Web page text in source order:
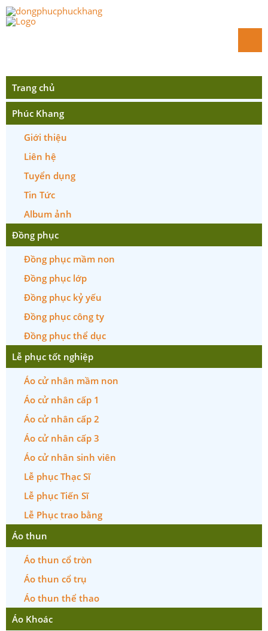
Trang chủ
Phúc Khang
Giới thiệu
Liên hệ
Tuyển dụng
Tin Tức
Album ảnh
Đồng phục
Đồng phục mầm non
Đồng phục lớp
Đồng phục kỷ yếu
Đồng phục công ty
Đồng phục thể dục
Lễ phục tốt nghiệp
Áo cử nhân mầm non
Áo cử nhân cấp 1
Áo cử nhân cấp 2
Áo cử nhân cấp 3
Áo cử nhân sinh viên
Lễ phục Thạc Sĩ
Lễ phục Tiến Sĩ
Lễ Phục trao bằng
Áo thun
Áo thun cổ tròn
Áo thun cổ trụ
Áo thun thể thao
Áo Khoác